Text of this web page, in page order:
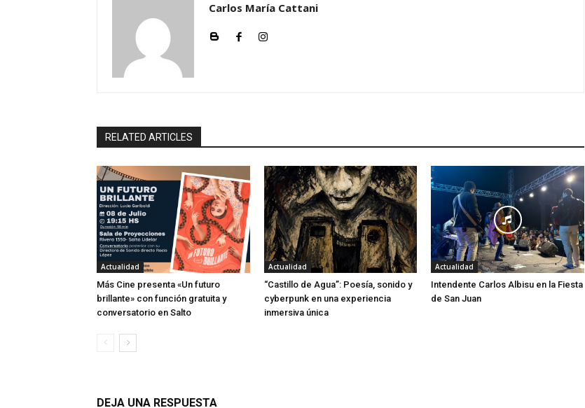
Carlos María Cattani
RELATED ARTICLES
Actualidad
Más Cine presenta «Un futuro
brillante» con función gratuita y
conversatorio en Salto
Actualidad
“Castillo de Agua”: Poesía, sonido y
cyberpunk en una experiencia
inmersiva única
Actualidad
Intendente Carlos Albisu en la Fiesta
de San Juan
DEJA UNA RESPUESTA